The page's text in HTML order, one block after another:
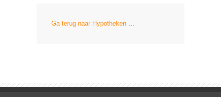
Ga terug naar Hypotheken …